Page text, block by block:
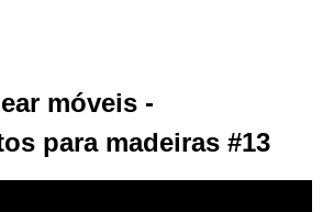
móveis -
para madeiras #13